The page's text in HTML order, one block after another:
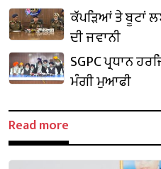
ਕੱਪੜਿਆਂ ਤੇ ਬੂਟਾਂ
ਦੀ ਜਵਾਨੀ
SGPC ਪ੍ਰਧਾਨ
ਮੰਗੀ ਮੁਆਫੀ
Read more